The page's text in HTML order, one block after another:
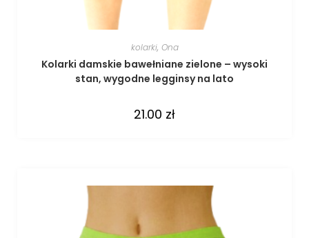
kolarki, Ona
Kolarki damskie bawełniane zielone – wysoki
stan, wygodne legginsy na lato
21.00 zł